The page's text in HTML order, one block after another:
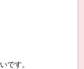
です。